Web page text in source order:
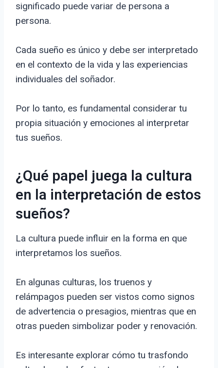
significado puede variar de persona a
persona.
Cada sueño es único y debe ser interpretado
en el contexto de la vida y las experiencias
individuales del soñador.
Por lo tanto, es fundamental considerar tu
propia situación y emociones al interpretar
tus sueños.
¿Qué papel juega la cultura
en la interpretación de estos
sueños?
La cultura puede influir en la forma en que
interpretamos los sueños.
En algunas culturas, los truenos y
relámpagos pueden ser vistos como signos
de advertencia o presagios, mientras que en
otras pueden simbolizar poder y renovación.
Es interesante explorar cómo tu trasfondo